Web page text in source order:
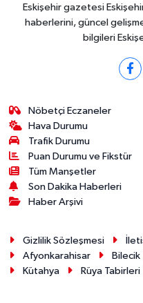
Eskişehir gazetesi
haberlerini, güncel
bilgileri
Nöbetçi Eczaneler
Hava Durumu
Trafik Durumu
Puan Durumu ve Fikstür
Tüm Manşetler
Son Dakika Haberleri
Haber Arşivi
Gizlilik Sözleşmesi
Afyonkarahisar
Bilecik
Kütahya
Rüya Tabirleri